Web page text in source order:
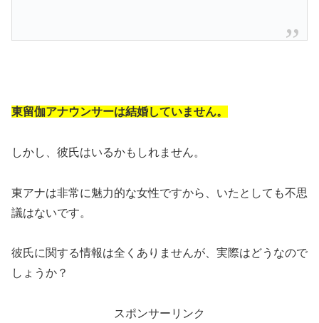
東留伽アナウンサーは結婚していません。
しかし、彼氏はいるかもしれません。
東アナは非常に魅力的な女性ですから、いたとしても不思
議はないです。
彼氏に関する情報は全くありませんが、実際はどうなので
しょうか？
スポンサーリンク